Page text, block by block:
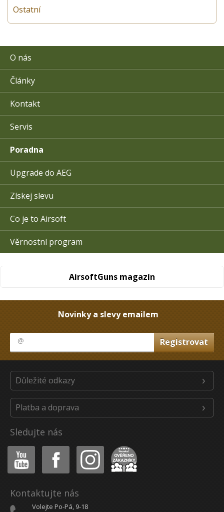
Ostatní
O nás
Články
Kontakt
Servis
Poradna
Upgrade do AEG
Získej slevu
Co je to Airsoft
Věrnostní program
AirsoftGuns magazín
Novinky a slevy emailem
Důležité odkazy
Platba a doprava
Sledujte nás
Youtube Facebook Instagram Heureka
Kontaktujte nás
Volejte Po-Pá, 9-18